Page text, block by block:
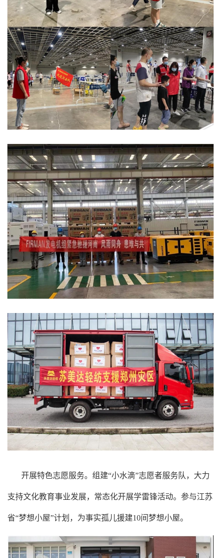
开展特色志愿服务。组建“小水滴”志愿者服务队，大力
支持文化教育事业发展，常态化开展学雷锋活动。参与江苏
省“梦想小屋”计划，为事实孤儿援建10间梦想小屋。